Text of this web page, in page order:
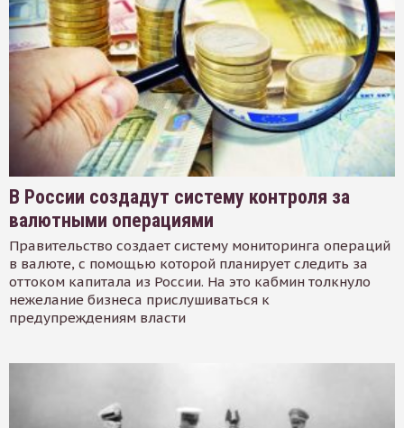
В России создадут систему контроля за
валютными операциями
Правительство создает систему мониторинга операций
в валюте, с помощью которой планирует следить за
оттоком капитала из России. На это кабмин толкнуло
нежелание бизнеса прислушиваться к
предупреждениям власти